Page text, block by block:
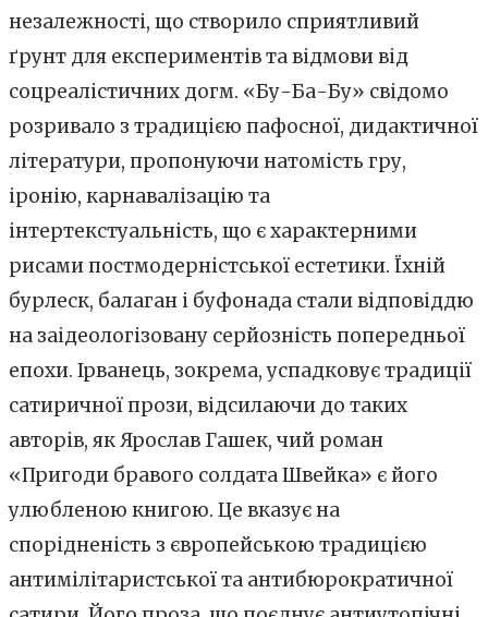
незалежності, що створило сприятливий
ґрунт для експериментів та відмови від
соцреалістичних догм. «Бу-Ба-Бу» свідомо
розривало з традицією пафосної, дидактичної
літератури, пропонуючи натомість гру,
іронію, карнавалізацію та
інтертекстуальність, що є характерними
рисами постмодерністської естетики. Їхній
бурлеск, балаган і буфонада стали відповіддю
на заідеологізовану серйозність попередньої
епохи. Ірванець, зокрема, успадковує традиції
сатиричної прози, відсилаючи до таких
авторів, як Ярослав Гашек, чий роман
«Пригоди бравого солдата Швейка» є його
улюбленою книгою. Це вказує на
спорідненість з європейською традицією
антимілітаристської та антибюрократичної